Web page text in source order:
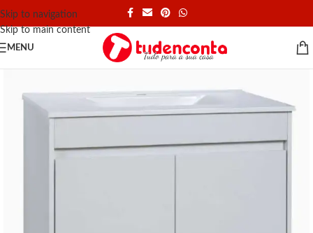
Skip to navigation
Skip to main content
MENU